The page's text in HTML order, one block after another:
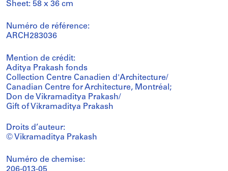
Sheet: 58 x 36 cm
Numéro de référence:
ARCH283036
Mention de crédit:
Aditya Prakash fonds
Collection Centre Canadien d'Architecture/
Canadian Centre for Architecture, Montréal;
Don de Vikramaditya Prakash/
Gift of Vikramaditya Prakash
Droits d’auteur:
© Vikramaditya Prakash
Numéro de chemise: